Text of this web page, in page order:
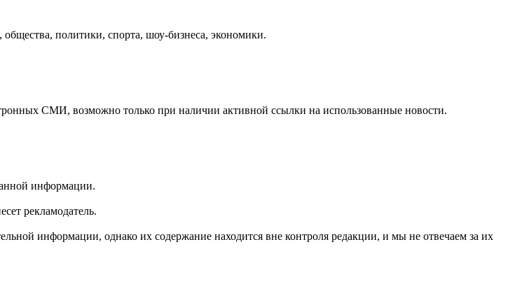
политики, спорта, шоу-бизнеса, экономики.
СМИ, возможно только при наличии активной ссылки на использованные новости.
информации.
рекламодатель.
информации, однако их содержание находится вне контроля редакции, и мы не отвечаем за их